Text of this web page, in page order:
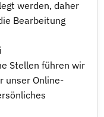
werden, daher
Bearbeitung
Stellen führen wir
unser Online-